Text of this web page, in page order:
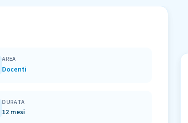
AREA
Docenti
DURATA
12 mesi